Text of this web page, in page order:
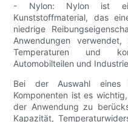
- Nylon: Nylon ist
Kunststoffmaterial, das
niedrige
Anwendungen
Temperaturen und
Automobilteilen und
Bei der Auswahl eines
Komponenten ist es
der Anwendung zu
Kapazität,